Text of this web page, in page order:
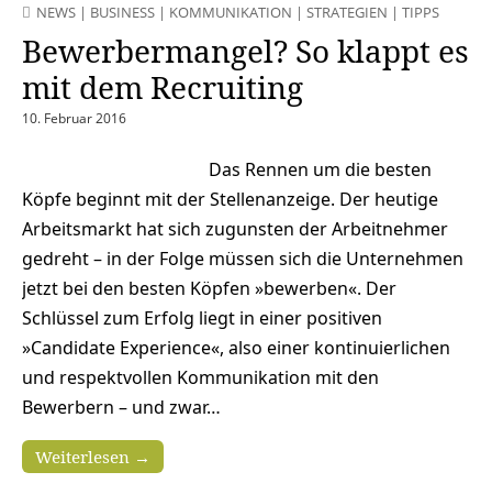
NEWS | BUSINESS | KOMMUNIKATION | STRATEGIEN | TIPPS
Bewerbermangel? So klappt es
mit dem Recruiting
10. Februar 2016
Das Rennen um die besten
Köpfe beginnt mit der Stellenanzeige. Der heutige
Arbeitsmarkt hat sich zugunsten der Arbeitnehmer
gedreht – in der Folge müssen sich die Unternehmen
jetzt bei den besten Köpfen »bewerben«. Der
Schlüssel zum Erfolg liegt in einer positiven
»Candidate Experience«, also einer kontinuierlichen
und respektvollen Kommunikation mit den
Bewerbern – und zwar…
Weiterlesen →